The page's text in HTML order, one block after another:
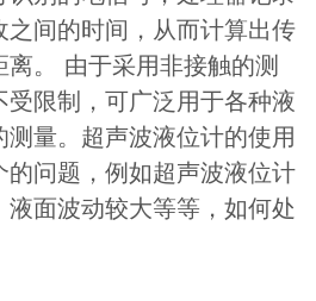
之间的时间，从而计算出传
。 由于采用非接触的测
限制，可广泛用于各种液
量。超声波液位计的使用
的问题，例如超声波液位计
面波动较大等等，如何处